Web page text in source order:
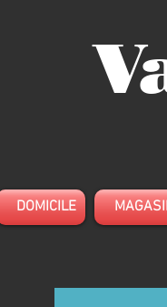
DOMICILE